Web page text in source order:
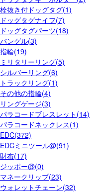
栓抜き付ドッグタグ(1)
ドッグタグナイフ(7)
ドッグタグパーツ(18)
バングル(3)
指輪(19)
ミリタリーリング(5)
シルバーリング(6)
トラックリング(1)
その他の指輪(4)
リングゲージ(3)
パラコードブレスレット(14)
パラコードネックレス(1)
EDC(372)
EDCミニツール@(91)
財布(17)
ジッポー@(0)
マネークリップ(23)
ウォレットチェーン(32)